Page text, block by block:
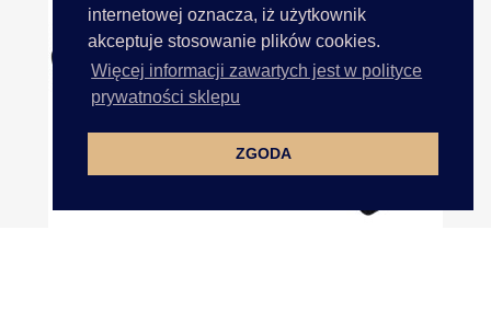
internetowej oznacza, iż użytkownik
akceptuje stosowanie plików cookies.
Więcej informacji zawartych jest w polityce
prywatności sklepu
ZGODA